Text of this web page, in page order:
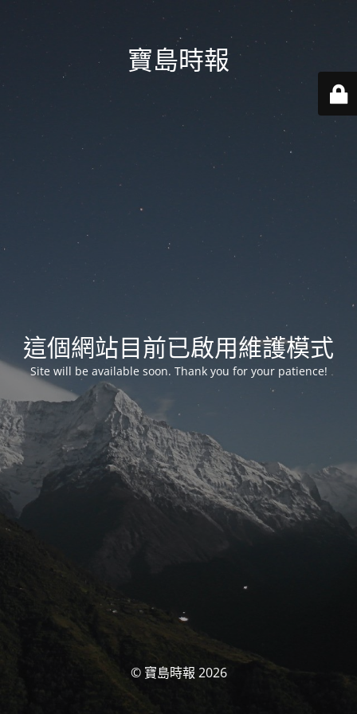
寶島時報
這個網站目前已啟用維護模式
Site will be available soon. Thank you for your patience!
© 寶島時報 2026